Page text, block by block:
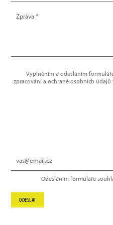
Odesláním formuláře
ODESLAT
Vyplněním a odesláním
zpracování a ochraně osobních údajů